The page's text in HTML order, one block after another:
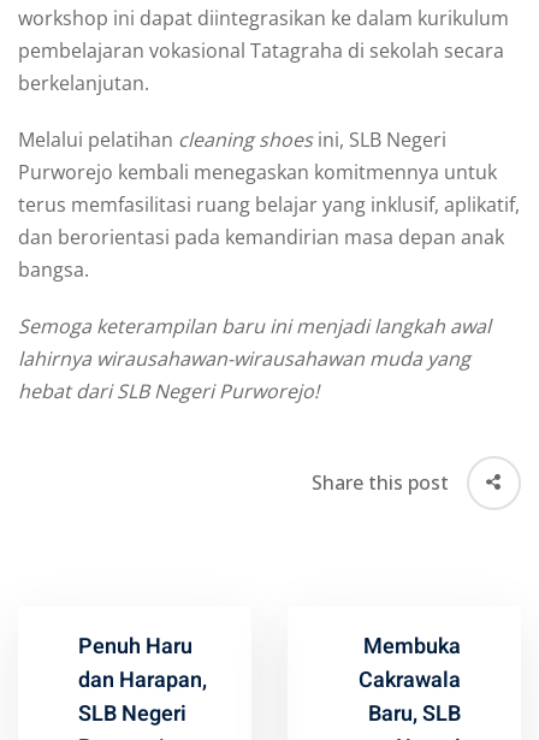
workshop ini dapat diintegrasikan ke dalam kurikulum
pembelajaran vokasional Tatagraha di sekolah secara
berkelanjutan.
Melalui pelatihan cleaning shoesini, SLB Negeri
Purworejo kembali menegaskan komitmennya untuk
terus memfasilitasi ruang belajar yang inklusif, aplikatif,
dan berorientasi pada kemandirian masa depan anak
bangsa.
Semoga keterampilan baru ini menjadi langkah awal
lahirnya wirausahawan-wirausahawan muda yang
hebat dari SLB Negeri Purworejo!
Share this post
Penuh Haru
dan Harapan,
SLB Negeri
Membuka
Cakrawala
Baru, SLB